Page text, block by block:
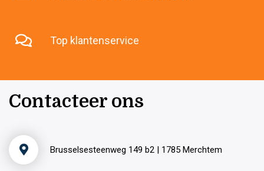
Top klantenservice
Contacteer ons
Brusselsesteenweg 149 b2 | 1785 Merchtem